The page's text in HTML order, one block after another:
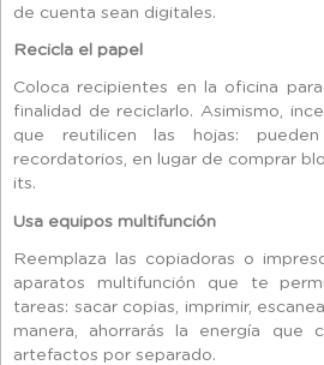
de cuenta sean digitales.
Recicla el papel
Coloca recipientes en la oficina
finalidad de reciclarlo. Asimismo,
que reutilicen las hojas:
recordatorios, en lugar de comprar
its.
Usa equipos multifunción
Reemplaza las copiadoras o
aparatos multifunción que te
tareas: sacar copias, imprimir,
manera, ahorrarás la energía que
artefactos por separado.